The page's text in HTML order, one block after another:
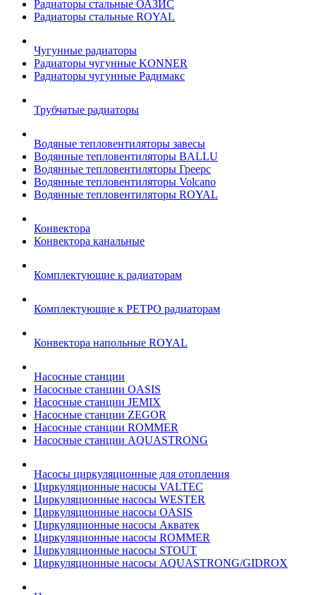
Радиаторы стальные ОАЗИС
Радиаторы стальные ROYAL
Чугунные радиаторы
Радиаторы чугунные KONNER
Радиаторы чугунные Радимакс
Трубчатые радиаторы
Водяные тепловентиляторы завесы
Водянные тепловентиляторы BALLU
Водянные тепловентиляторы Греерс
Водянные тепловентиляторы Volcano
Водянные тепловентиляторы ROYAL
Конвектора
Конвектора канальные
Комплектующие к радиаторам
Комплектующие к РЕТРО радиаторам
Конвектора напольные ROYAL
Насосные станции
Насосные станции OASIS
Насосные станции JEMIX
Насосные станции ZEGOR
Насосные станции ROMMER
Насосные станции AQUASTRONG
Насосы циркуляционные для отопления
Циркуляционные насосы VALTEC
Циркуляционные насосы WESTER
Циркуляционные насосы OASIS
Циркуляционные насосы Акватек
Циркуляционные насосы ROMMER
Циркуляционные насосы STOUT
Циркуляционные насосы AQUASTRONG/GIDROX